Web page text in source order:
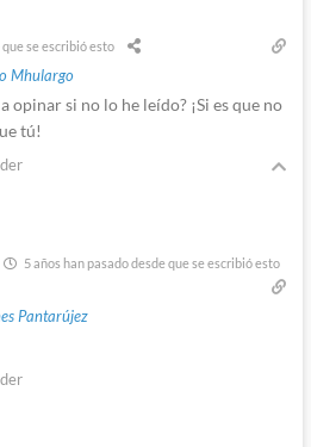
se escribió esto
Mhulargo
opinar si no lo he leído? ¡Si es que no
tú!
5 años han pasado desde que se escribió esto
Pantarújez